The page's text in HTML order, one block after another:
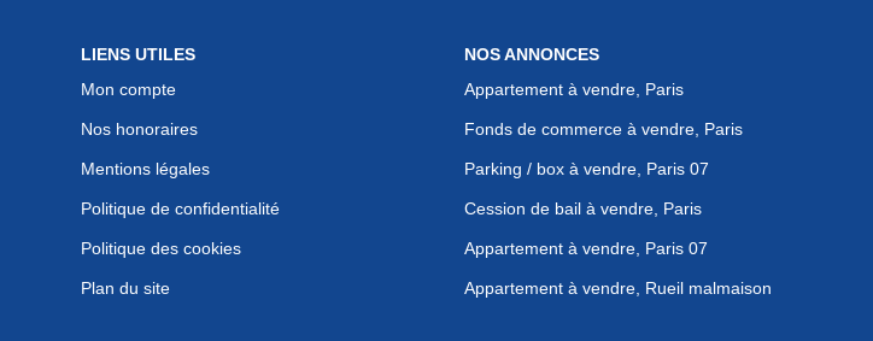
LIENS UTILES
Mon compte
Nos honoraires
Mentions légales
Politique de confidentialité
Politique des cookies
Plan du site
NOS ANNONCES
Appartement à vendre, Paris
Fonds de commerce à vendre, Paris
Parking / box à vendre, Paris 07
Cession de bail à vendre, Paris
Appartement à vendre, Paris 07
Appartement à vendre, Rueil malmaison